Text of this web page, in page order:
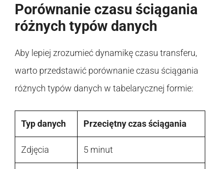
Porównanie czasu ściągania
różnych typów danych
Aby lepiej zrozumieć dynamikę czasu transferu,
warto przedstawić porównanie czasu ściągania
różnych typów danych w tabelarycznej formie:
Typ danych Przeciętny czas ściągania
Zdjęcia 5 minut